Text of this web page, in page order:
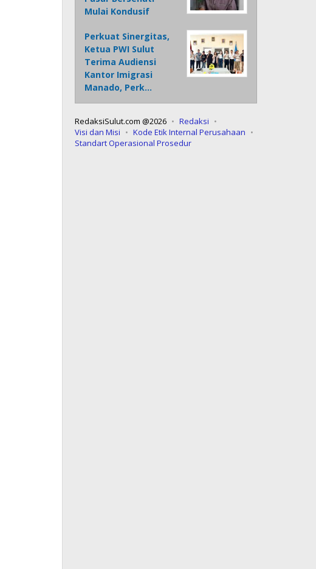
Mulai Kondusif
Perkuat Sinergitas,
Ketua PWI Sulut
Terima Audiensi
Kantor Imigrasi
Manado, Perk…
RedaksiSulut.com @2026
Redaksi
Visi dan Misi
Kode Etik Internal Perusahaan
Standart Operasional Prosedur